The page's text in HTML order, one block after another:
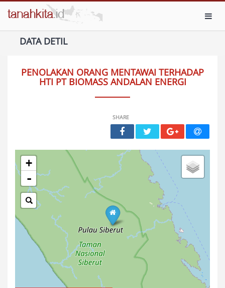
DATA DETIL
PENOLAKAN ORANG MENTAWAI TERHADAP
HTI PT BIOMASS ANDALAN ENERGI
SHARE
+
-